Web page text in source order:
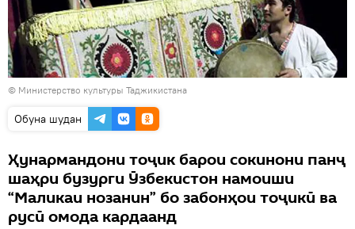
© Министерство культуры Таджикистана
Обуна шудан
Ҳунармандони тоҷик барои сокинони панҷ
шаҳри бузурги Ӯзбекистон намоиши
“Маликаи нозанин” бо забонҳои тоҷикӣ ва
русӣ омода кардаанд